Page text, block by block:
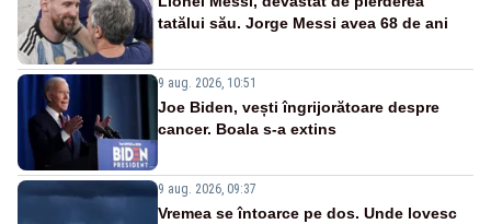
tatălui său. Jorge Messi avea 68 de ani
9 aug. 2026, 10:51
Joe Biden, vești îngrijorătoare despre
cancer. Boala s-a extins
9 aug. 2026, 09:37
Vremea se întoarce pe dos. Unde lovesc